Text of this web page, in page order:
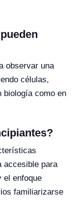
observar una
células,
biología como en
accesible para
el enfoque
familiarizarse